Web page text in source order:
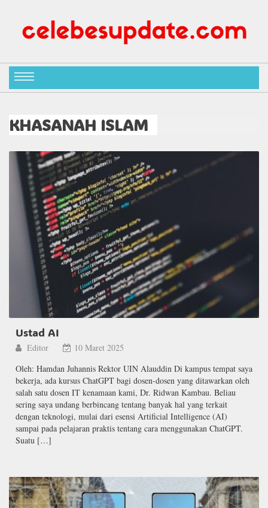
KHASANAH ISLAM
Ustad AI
Editor
10 Maret 2025
Oleh: Hamdan Juhannis Rektor UIN Alauddin Di kampus tempat saya
bekerja, ada kursus ChatGPT bagi dosen-dosen yang ditawarkan oleh
salah satu dosen IT kenamaan kami, Dr. Ridwan Kambau. Beliau
sering saya undang berbincang tentang banyak hal yang terkait
dengan teknologi, mulai dari esensi Artificial Intelligence (AI)
sampai pada pelajaran praktis tentang cara menggunakan ChatGPT.
Suatu […]